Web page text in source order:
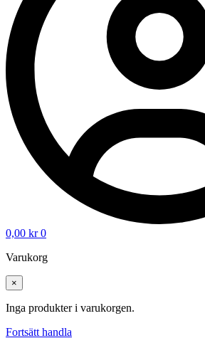
0,00 kr 0
Varukorg
×
Inga produkter i varukorgen.
Fortsätt handla